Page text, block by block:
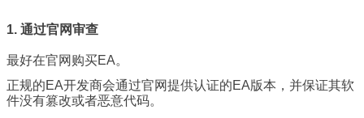
1. 通过官网审查
最好在官网购买EA。
正规的EA开发商会通过官网提供认证的EA版本，并保证其软
件没有篡改或者恶意代码。